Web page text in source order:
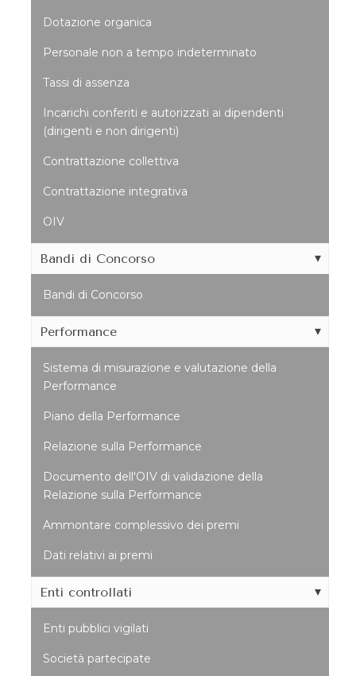
Dotazione organica
Personale non a tempo indeterminato
Tassi di assenza
Incarichi conferiti e autorizzati ai dipendenti
(dirigenti e non dirigenti)
Contrattazione collettiva
Contrattazione integrativa
OIV
Bandi di Concorso
Bandi di Concorso
Performance
Sistema di misurazione e valutazione della
Performance
Piano della Performance
Relazione sulla Performance
Documento dell'OIV di validazione della
Relazione sulla Performance
Ammontare complessivo dei premi
Dati relativi ai premi
Enti controllati
Enti pubblici vigilati
Società partecipate